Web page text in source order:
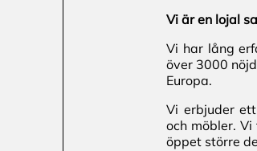
Vi är en lojal
Vi har lång
över 3000
Europa.
Vi erbjuder
och möbler.
öppet större